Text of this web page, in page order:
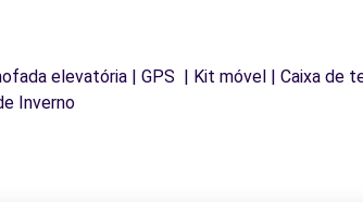
elevatória | GPS | Kit móvel | Caixa de
Inverno